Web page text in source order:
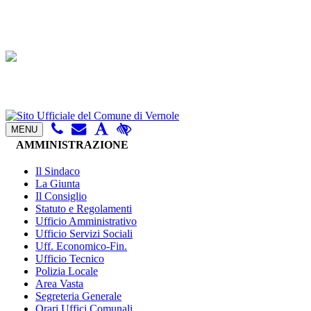
MENU
AMMINISTRAZIONE
Il Sindaco
La Giunta
Il Consiglio
Statuto e Regolamenti
Ufficio Amministrativo
Ufficio Servizi Sociali
Uff. Economico-Fin.
Ufficio Tecnico
Polizia Locale
Area Vasta
Segreteria Generale
Orari Uffici Comunali